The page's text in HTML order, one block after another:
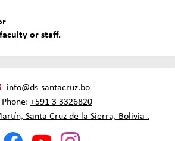
or staff.
info@ds-santacruz.bo
Phone: +591 3 3326820
Santa Cruz de la Sierra, Bolivia .
FacebookYouTubeInstagram